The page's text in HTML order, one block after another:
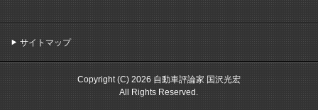
サイトマップ
Copyright (C) 2026 自動車評論家 国沢光宏
All Rights Reserved.